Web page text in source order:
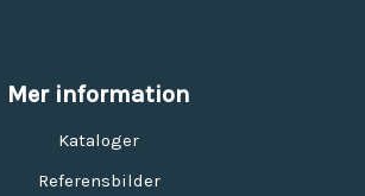
Mer information
Kataloger
Referensbilder